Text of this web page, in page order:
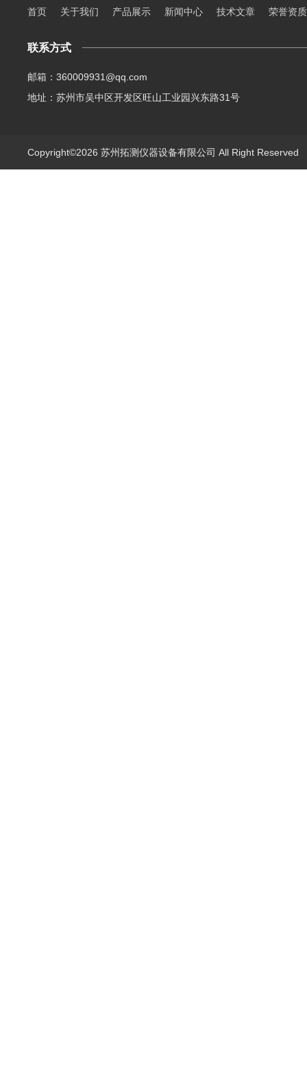
首页 关于我们 产品展示 新闻中心 技术文章 荣誉资质
联系方式
邮箱：360009931@qq.com
地址：苏州市吴中区开发区旺山工业园兴东路31号
Copyright©2026 苏州拓测仪器设备有限公司 All Right